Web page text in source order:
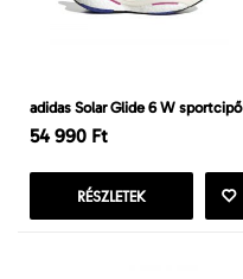
adidas Solar Glide 6 W sportcipő
54 990 Ft
RÉSZLETEK